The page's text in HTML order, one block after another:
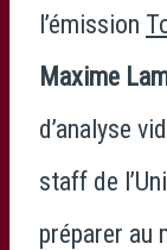
l’émission
Maxime
d’analyse
staff de
préparer au